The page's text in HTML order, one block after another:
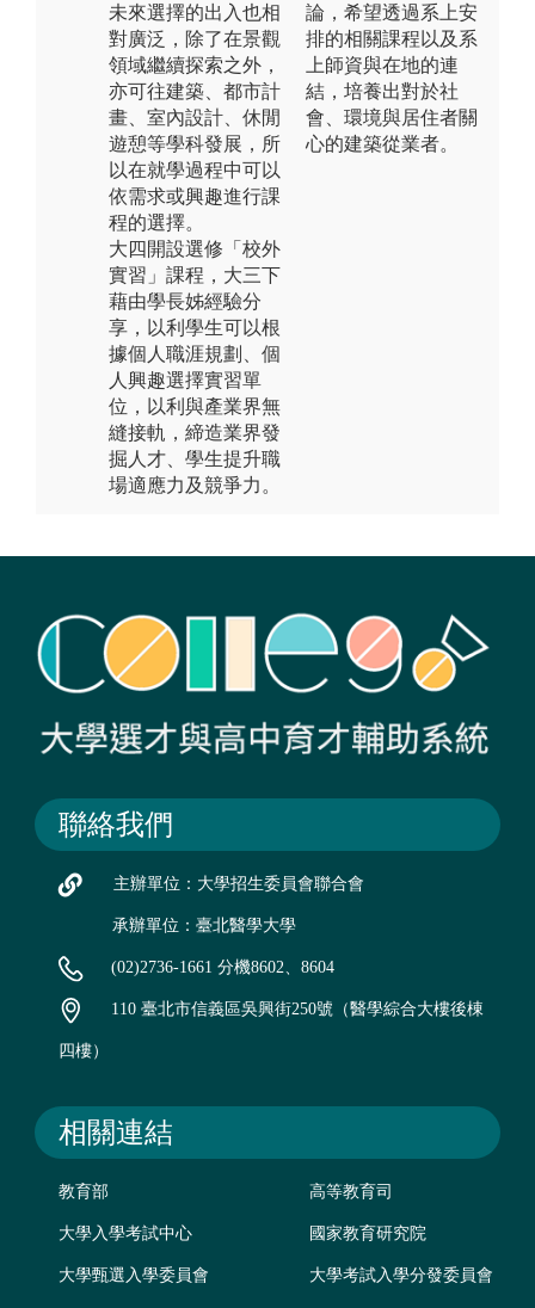
未來選擇的出入也相
對廣泛，除了在景觀
領域繼續探索之外，
亦可往建築、都市計
畫、室內設計、休閒
遊憩等學科發展，所
以在就學過程中可以
依需求或興趣進行課
程的選擇。
大四開設選修「校外
實習」課程，大三下
藉由學長姊經驗分
享，以利學生可以根
據個人職涯規劃、個
人興趣選擇實習單
位，以利與產業界無
縫接軌，締造業界發
掘人才、學生提升職
場適應力及競爭力。
論，希望透過系上安
排的相關課程以及系
上師資與在地的連
結，培養出對於社
會、環境與居住者關
心的建築從業者。
聯絡我們
主辦單位：大學招生委員會聯合會
承辦單位：臺北醫學大學
(02)2736-1661 分機8602、8604
110 臺北市信義區吳興街250號（醫學綜合大樓後棟
四樓）
相關連結
教育部 高等教育司
大學入學考試中心 國家教育研究院
大學甄選入學委員會 大學考試入學分發委員會